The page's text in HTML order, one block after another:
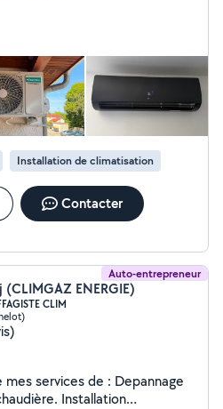
à gaz.
Installation de climatisation
Contacter
Auto-entrepreneur
ENERGIE)
CLIM
services de : Depannage
Installation